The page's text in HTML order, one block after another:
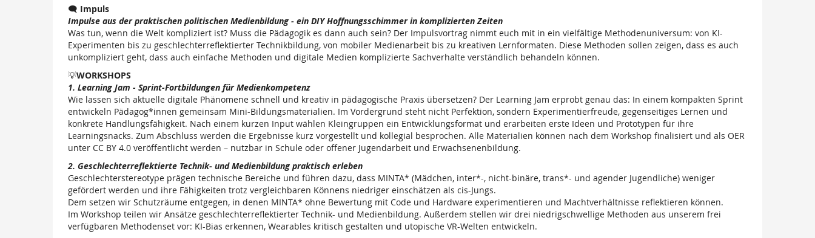
🗨️ Impuls
Impulse aus der praktischen politischen Medienbildung - ein DIY Hoffnungsschimmer in komplizierten Zeiten
Was tun, wenn die Welt kompliziert ist? Muss die Pädagogik es dann auch sein? Der Impulsvortrag nimmt euch mit in ein vielfältige Methodenuniversum: von KI-
Experimenten bis zu geschlechterreflektierter Technikbildung, von mobiler Medienarbeit bis zu kreativen Lernformaten. Diese Methoden sollen zeigen, dass es auch
unkompliziert geht, dass auch einfache Methoden und digitale Medien komplizierte Sachverhalte verständlich behandeln können.
💡WORKSHOPS
1. Learning Jam - Sprint-Fortbildungen für Medienkompetenz
Wie lassen sich aktuelle digitale Phänomene schnell und kreativ in pädagogische Praxis übersetzen? Der Learning Jam erprobt genau das: In einem kompakten Sprint
entwickeln Pädagog*innen gemeinsam Mini-Bildungsmaterialien. Im Vordergrund steht nicht Perfektion, sondern Experimentierfreude, gegenseitiges Lernen und
konkrete Handlungsfähigkeit. Nach einem kurzen Input wählen Kleingruppen ein Entwicklungsformat und erarbeiten erste Ideen und Prototypen für ihre
Learningsnacks. Zum Abschluss werden die Ergebnisse kurz vorgestellt und kollegial besprochen. Alle Materialien können nach dem Workshop finalisiert und als OER
unter CC BY 4.0 veröffentlicht werden – nutzbar in Schule oder offener Jugendarbeit und Erwachsenenbildung.
2. Geschlechterreflektierte Technik- und Medienbildung praktisch erleben
Geschlechterstereotype prägen technische Bereiche und führen dazu, dass MINTA* (Mädchen, inter*-, nicht-binäre, trans*- und agender Jugendliche) weniger
gefördert werden und ihre Fähigkeiten trotz vergleichbaren Könnens niedriger einschätzen als cis-Jungs.
Dem setzen wir Schutzräume entgegen, in denen MINTA* ohne Bewertung mit Code und Hardware experimentieren und Machtverhältnisse reflektieren können.
Im Workshop teilen wir Ansätze geschlechterreflektierter Technik- und Medienbildung. Außerdem stellen wir drei niedrigschwellige Methoden aus unserem frei
verfügbaren Methodenset vor: KI-Bias erkennen, Wearables kritisch gestalten und utopische VR-Welten entwickeln.